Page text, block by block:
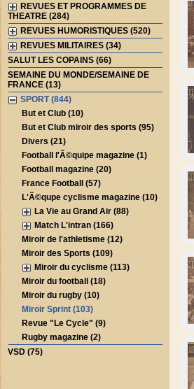
REVUES ET PROGRAMMES DE
THEATRE (284)
REVUES HUMORISTIQUES (520)
REVUES MILITAIRES (34)
SALUT LES COPAINS (66)
SEMAINE DU MONDE/SEMAINE DE
FRANCE (13)
SPORT (844)
But et Club (10)
But et Club miroir des sports (95)
Divers (21)
Football l'Ã©quipe magazine (1)
Football magazine (20)
France Football (57)
L'Ã©qupe cyclisme magazine (10)
La Vie au Grand Air (88)
Match L'intran (166)
Miroir de l'athletisme (12)
Miroir des Sports (109)
Miroir du cyclisme (113)
Miroir du football (18)
Miroir du rugby (10)
Miroir Sprint (103)
Revue "Le Cycle" (9)
Rugby magazine (2)
VSD (75)